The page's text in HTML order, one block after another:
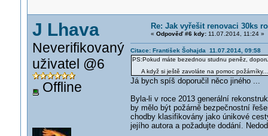
J Lhava
Neverifikovaný
uživatel @6
Offline
Re: Jak vyřešit renovaci 30ks
« Odpověď #6 kdy:11.07.2014, 11:24 »
Citace: František Šohajda 11.07.2014, 09:58
PS:Pokud máte bezednou studnu peněz,
A když si ještě zavoláte na pomoc
Já bych spíš doporučil něco jiného ...
Byla-li v roce 2013 generální
by mělo být požárně bezpečnostní
chodby klasifikovány jako únikové
jejího autora a požadujte dodání.